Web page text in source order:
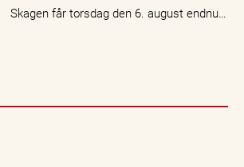
Skagen får torsdag den 6. august endnu…